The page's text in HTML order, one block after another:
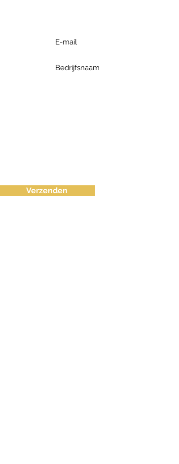
Verzenden